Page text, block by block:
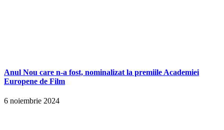
Anul Nou care n-a fost, nominalizat la premiile Academiei
Europene de Film
6 noiembrie 2024